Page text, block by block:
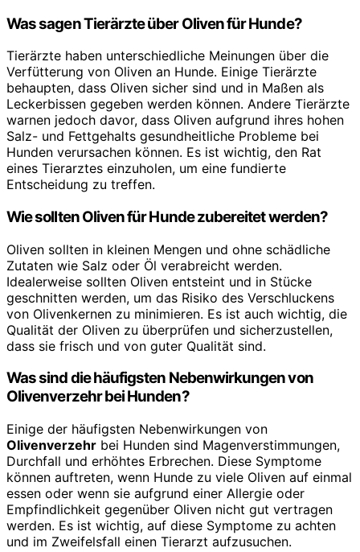
Was sagen Tierärzte über Oliven für Hunde?
Tierärzte haben unterschiedliche Meinungen über die
Verfütterung von Oliven an Hunde. Einige Tierärzte
behaupten, dass Oliven sicher sind und in Maßen als
Leckerbissen gegeben werden können. Andere Tierärzte
warnen jedoch davor, dass Oliven aufgrund ihres hohen
Salz- und Fettgehalts gesundheitliche Probleme bei
Hunden verursachen können. Es ist wichtig, den Rat
eines Tierarztes einzuholen, um eine fundierte
Entscheidung zu treffen.
Wie sollten Oliven für Hunde zubereitet werden?
Oliven sollten in kleinen Mengen und ohne schädliche
Zutaten wie Salz oder Öl verabreicht werden.
Idealerweise sollten Oliven entsteint und in Stücke
geschnitten werden, um das Risiko des Verschluckens
von Olivenkernen zu minimieren. Es ist auch wichtig, die
Qualität der Oliven zu überprüfen und sicherzustellen,
dass sie frisch und von guter Qualität sind.
Was sind die häufigsten Nebenwirkungen von
Olivenverzehr bei Hunden?
Einige der häufigsten Nebenwirkungen von
Olivenverzehr bei Hunden sind Magenverstimmungen,
Durchfall und erhöhtes Erbrechen. Diese Symptome
können auftreten, wenn Hunde zu viele Oliven auf einmal
essen oder wenn sie aufgrund einer Allergie oder
Empfindlichkeit gegenüber Oliven nicht gut vertragen
werden. Es ist wichtig, auf diese Symptome zu achten
und im Zweifelsfall einen Tierarzt aufzusuchen.